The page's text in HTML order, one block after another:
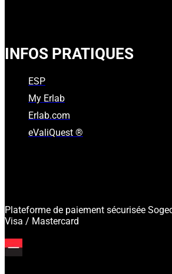
INFOS PRATIQUES
ESP
My Erlab
Erlab.com
eValiQuest ®
Plateforme de paiement sécurisée
Visa / Mastercard